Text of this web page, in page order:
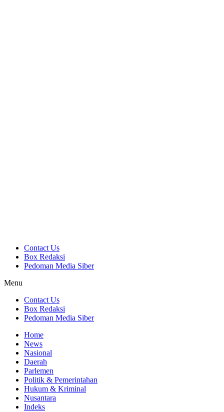
Contact Us
Box Redaksi
Pedoman Media Siber
Menu
Contact Us
Box Redaksi
Pedoman Media Siber
Home
News
Nasional
Daerah
Parlemen
Politik & Pemerintahan
Hukum & Kriminal
Nusantara
Indeks